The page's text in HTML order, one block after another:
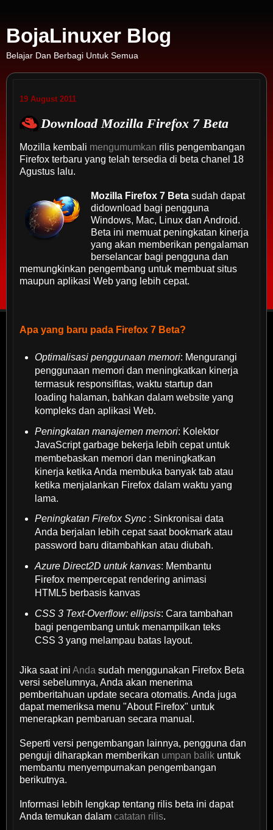
BojaLinuxer Blog
Belajar Dan Berbagi Untuk Semua
19 August 2011
Download Mozilla Firefox 7 Beta
Mozilla kembali mengumumkan rilis pengembangan
Firefox terbaru yang telah tersedia di beta chanel 18
Agustus lalu.
Mozilla Firefox 7 Beta sudah dapat
didownload bagi pengguna
Windows, Mac, Linux dan Android.
Beta ini memuat peningkatan kinerja
yang akan memberikan pengalaman
berselancar bagi pengguna dan
memungkinkan pengembang untuk membuat situs
maupun aplikasi Web yang lebih cepat.
Apa yang baru pada Firefox 7 Beta?
Optimalisasi penggunaan memori: Mengurangi
penggunaan memori dan meningkatkan kinerja
termasuk responsifitas, waktu startup dan
loading halaman, bahkan dalam website yang
kompleks dan aplikasi Web.
Peningkatan manajemen memori: Kolektor
JavaScript garbage bekerja lebih cepat untuk
membebaskan memori dan meningkatkan
kinerja ketika Anda membuka banyak tab atau
ketika menjalankan Firefox dalam waktu yang
lama.
Peningkatan Firefox Sync : Sinkronisai data
Anda berjalan lebih cepat saat bookmark atau
password baru ditambahkan atau diubah.
Azure Direct2D untuk kanvas: Membantu
Firefox mempercepat rendering animasi
HTML5 berbasis kanvas
CSS 3 Text-Overflow: ellipsis: Cara tambahan
bagi pengembang untuk menampilkan teks
CSS 3 yang melampau batas layout.
Jika saat iniAnda sudah menggunakan Firefox Beta
versi sebelumnya, Anda akan menerima
pemberitahuan update secara otomatis. Anda juga
dapat memeriksa menu "About Firefox" untuk
menerapkan pembaruan secara manual.
Seperti versi pengembangan lainnya, pengguna dan
penguji diharapkan memberikan umpan balik untuk
membantu menyempurnakan pengembangan
berikutnya.
Informasi lebih lengkap tentang rilis beta ini dapat
Anda temukan dalamcatatan rilis.